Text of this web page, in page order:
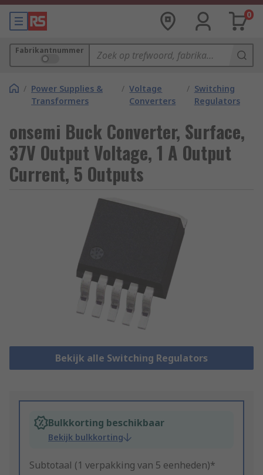
0
Fabrikantnummer
/ Power Supplies &
Transformers
/ Voltage
Converters
/ Switching
Regulators
onsemi Buck Converter, Surface,
37V Output Voltage, 1 A Output
Current, 5 Outputs
Bekijk alle Switching Regulators
Bulkkorting beschikbaar
Bekijk bulkkorting
Subtotaal (1 verpakking van 5 eenheden)*